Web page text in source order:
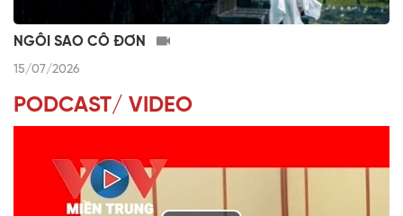
NGÔI SAO CÔ ĐƠN
15/07/2026
PODCAST/ VIDEO